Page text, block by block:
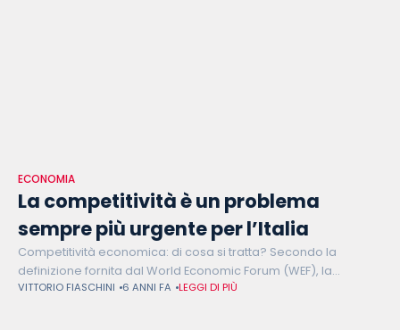
ECONOMIA
La competitività è un problema
sempre più urgente per l’Italia
Competitività economica: di cosa si tratta? Secondo la
definizione fornita dal World Economic Forum (WEF), la
competitività economica è l’insieme di istituzioni, politiche e
VITTORIO FIASCHINI 6 ANNI FA LEGGI DI PIÙ